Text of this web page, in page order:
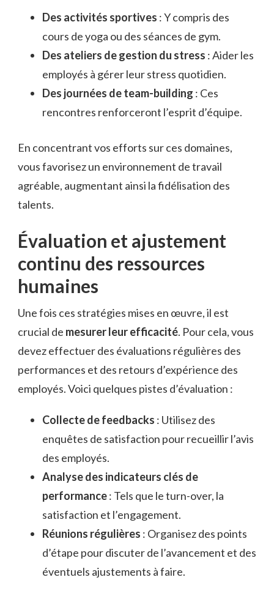
Des activités sportives : Y compris des
cours de yoga ou des séances de gym.
Des ateliers de gestion du stress : Aider les
employés à gérer leur stress quotidien.
Des journées de team-building : Ces
rencontres renforceront l’esprit d’équipe.
En concentrant vos efforts sur ces domaines,
vous favorisez un environnement de travail
agréable, augmentant ainsi la fidélisation des
talents.
Évaluation et ajustement
continu des ressources
humaines
Une fois ces stratégies mises en œuvre, il est
crucial de mesurer leur efficacité. Pour cela, vous
devez effectuer des évaluations régulières des
performances et des retours d’expérience des
employés. Voici quelques pistes d’évaluation :
Collecte de feedbacks : Utilisez des
enquêtes de satisfaction pour recueillir l’avis
des employés.
Analyse des indicateurs clés de
performance: Tels que le turn-over, la
satisfaction et l’engagement.
Réunions régulières : Organisez des points
d’étape pour discuter de l’avancement et des
éventuels ajustements à faire.